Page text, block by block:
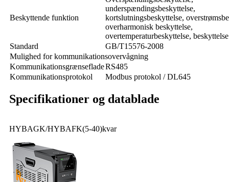
Beskyttende funktion
underspændingsbeskyttelse,
kortslutningsbeskyttelse,
overharmonisk beskyttelse,
overtemperaturbeskyttelse,
Standard
GB/T15576-2008
Mulighed for kommunikationsovervågning
KommunikationsgrænsefladeRS485
Kommunikationsprotokol
Modbus protokol / DL645
Specifikationer og datablade
HYBAGK/HYBAFK(5-40)kvar